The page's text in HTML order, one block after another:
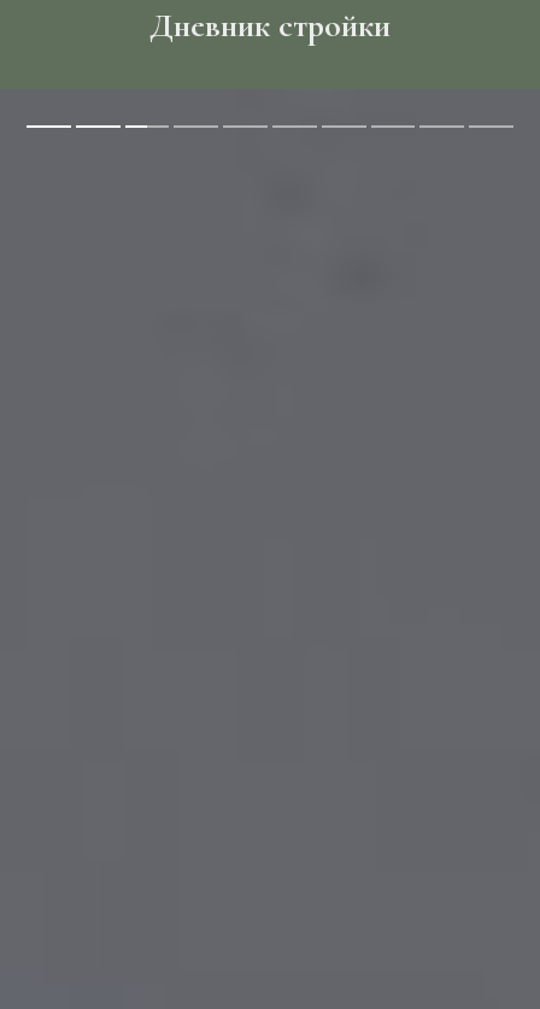
Дневник стройки